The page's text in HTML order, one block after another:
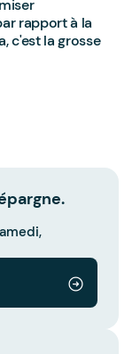
rapport à la
c'est la grosse